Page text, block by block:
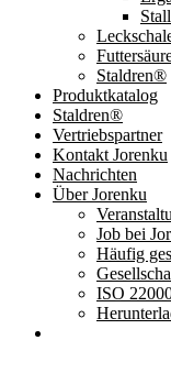
Staldren®
Produktkatalog
Staldren®
Vertriebspartner
Kontakt Jorenku
Nachrichten
Über Jorenku
Job bei
Häufig
ISO